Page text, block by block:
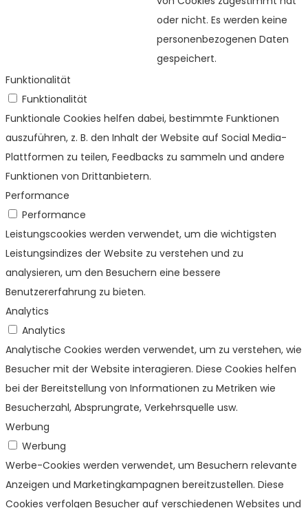
oder nicht. Es werden keine
personenbezogenen Daten
gespeichert.
Funktionalität
Funktionalität
Funktionale Cookies helfen dabei, bestimmte Funktionen
auszuführen, z. B. den Inhalt der Website auf Social Media-
Plattformen zu teilen, Feedbacks zu sammeln und andere
Funktionen von Drittanbietern.
Performance
Performance
Leistungscookies werden verwendet, um die wichtigsten
Leistungsindizes der Website zu verstehen und zu
analysieren, um den Besuchern eine bessere
Benutzererfahrung zu bieten.
Analytics
Analytics
Analytische Cookies werden verwendet, um zu verstehen, wie
Besucher mit der Website interagieren. Diese Cookies helfen
bei der Bereitstellung von Informationen zu Metriken wie
Besucherzahl, Absprungrate, Verkehrsquelle usw.
Werbung
Werbung
Werbe-Cookies werden verwendet, um Besuchern relevante
Anzeigen und Marketingkampagnen bereitzustellen. Diese
Cookies verfolgen Besucher auf verschiedenen Websites und